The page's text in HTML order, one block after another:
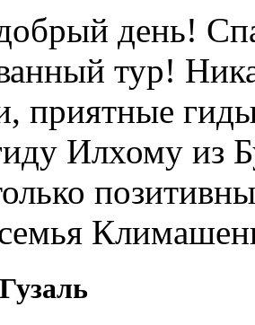
день!
тур!
приятные
Илхому из